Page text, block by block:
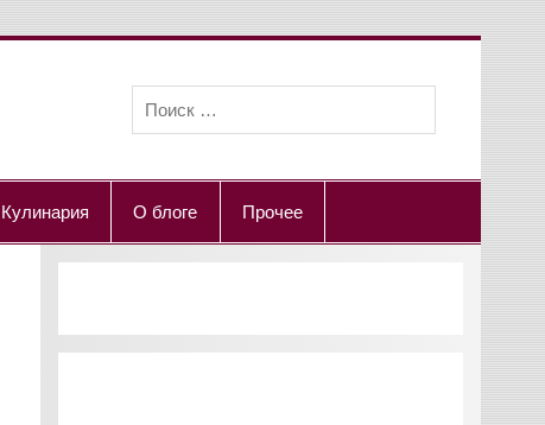
Кулинария О блоге Прочее